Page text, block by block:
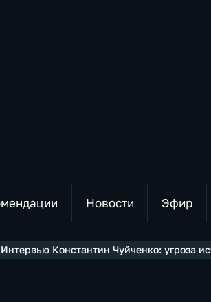
Новости Эфир
Интервью Константин Чуйченко: угроза